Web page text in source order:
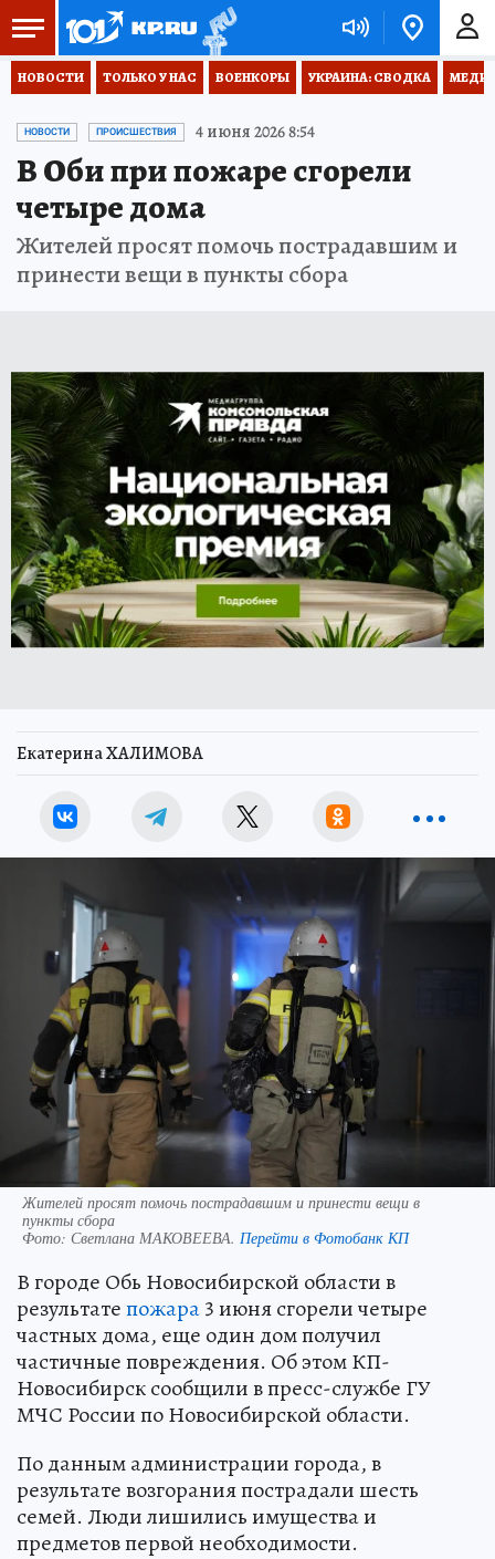
НОВОСТИ ТОЛЬКО У НАС ВОЕНКОРЫ УКРАИНА: СВОДКА
НОВОСТИ ПРОИСШЕСТВИЯ 4 июня 2026 8:54
В Оби при пожаре сгорели
четыре дома
Жителей просят помочь пострадавшим и
принести вещи в пункты сбора
Екатерина ХАЛИМОВА
Жителей просят помочь пострадавшим и принести вещи в
пункты сбора
Фото: Светлана МАКОВЕЕВА. Перейти в Фотобанк КП
В городе Обь Новосибирской области в
результатепожара3 июня сгорели четыре
частных дома, еще один дом получил
частичные повреждения. Об этом КП-
Новосибирск сообщили в пресс-службе ГУ
МЧС России по Новосибирской области.
По данным администрации города, в
результате возгорания пострадали шесть
семей. Люди лишились имущества и
предметов первой необходимости.